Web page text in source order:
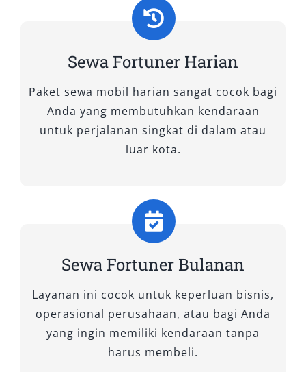
Bagi Anda yang mengutamakan kenyamanan,
ketangguhan, dan tampilan prestisius dalam
pilihan sempurna. Di Salsa Wisata, kami
menghadirkan berbagai tipe sewa mobil
Fortuner yang dapat disesuaikan dengan
kebutuhan Anda, baik untuk perjalanan bisnis,
wisata keluarga, maupun mobilitas antar kota.
A. Tipe Fortuner 4×2
1. Fortuner 2.4 G 4×2 A/T
Model ini ideal untuk pengguna yang
membutuhkan SUV tangguh dengan harga
terjangkau. Dibekali mesin diesel 2.393 cc dan
Sewa Fortuner Harian
Paket sewa mobil harian sangat cocok bagi
Anda yang membutuhkan kendaraan
untuk perjalanan singkat di dalam atau
luar kota.
Sewa Fortuner Bulanan
Layanan ini cocok untuk keperluan bisnis,
operasional perusahaan, atau bagi Anda
yang ingin memiliki kendaraan tanpa
harus membeli.